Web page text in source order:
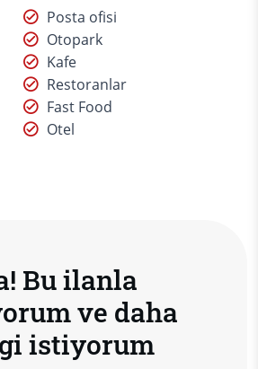
Posta ofisi
Otopark
Kafe
Restoranlar
Fast Food
Otel
Bu ilanla
ve daha
istiyorum